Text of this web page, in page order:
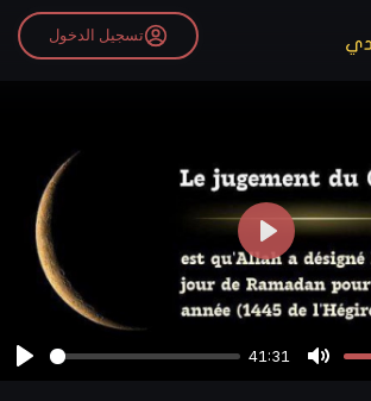
تسجيل الدخول
41:31
P
l
a
y